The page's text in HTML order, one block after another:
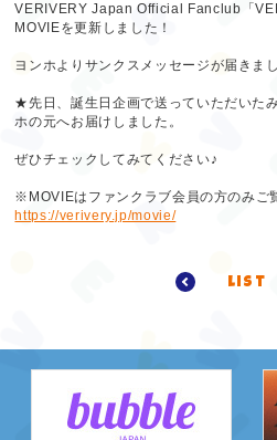
VERIVERY Japan Official Fanclub「
MOVIEを更新しました！
ヨンホよりサンクスメッセージが届きまし
★先日、誕生日企画で送っていただいた
ホの元へお届けしました。
ぜひチェックしてみてください♪
※MOVIEはファンクラブ会員の方のみご
https://verivery.jp/movie/
list